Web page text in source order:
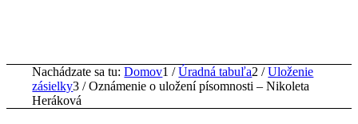
Nachádzate sa tu: Domov1 / Úradná tabuľa2 / Uloženie
zásielky3 / Oznámenie o uložení písomnosti – Nikoleta
Heráková